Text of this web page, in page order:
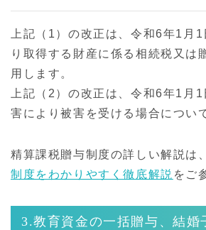
上記（1）の改正は、令和6年1月
り取得する財産に係る相続税又は
用します。
上記（2）の改正は、令和6年1月
害により被害を受ける場合につい
精算課税贈与制度の詳しい解説は、
制度をわかりやすく徹底解説 をご
3.教育資金の一括贈与、結婚